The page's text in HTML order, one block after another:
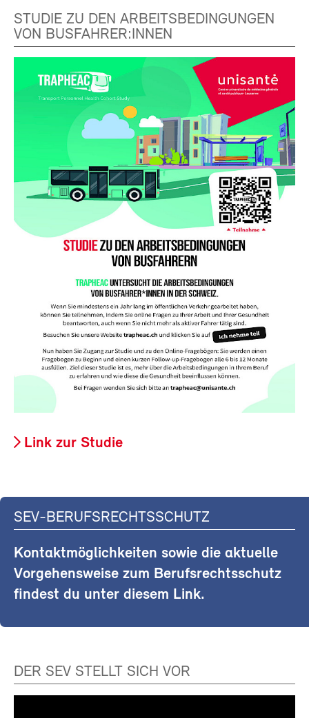
STUDIE ZU DEN ARBEITSBEDINGUNGEN
VON BUSFAHRER:INNEN
Link zur Studie
SEV-BERUFSRECHTSSCHUTZ
Kontaktmöglichkeiten sowie die aktuelle
Vorgehensweise zum Berufsrechtsschutz
findest du unter diesem Link.
DER SEV STELLT SICH VOR